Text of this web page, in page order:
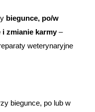
biegunce, po/w
zmianie karmy –
weterynaryjne
biegunce, po lub w